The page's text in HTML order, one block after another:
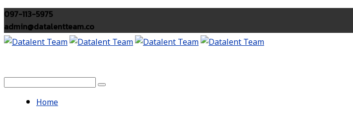
097-113-5975
admin@datalentteam.co
Home